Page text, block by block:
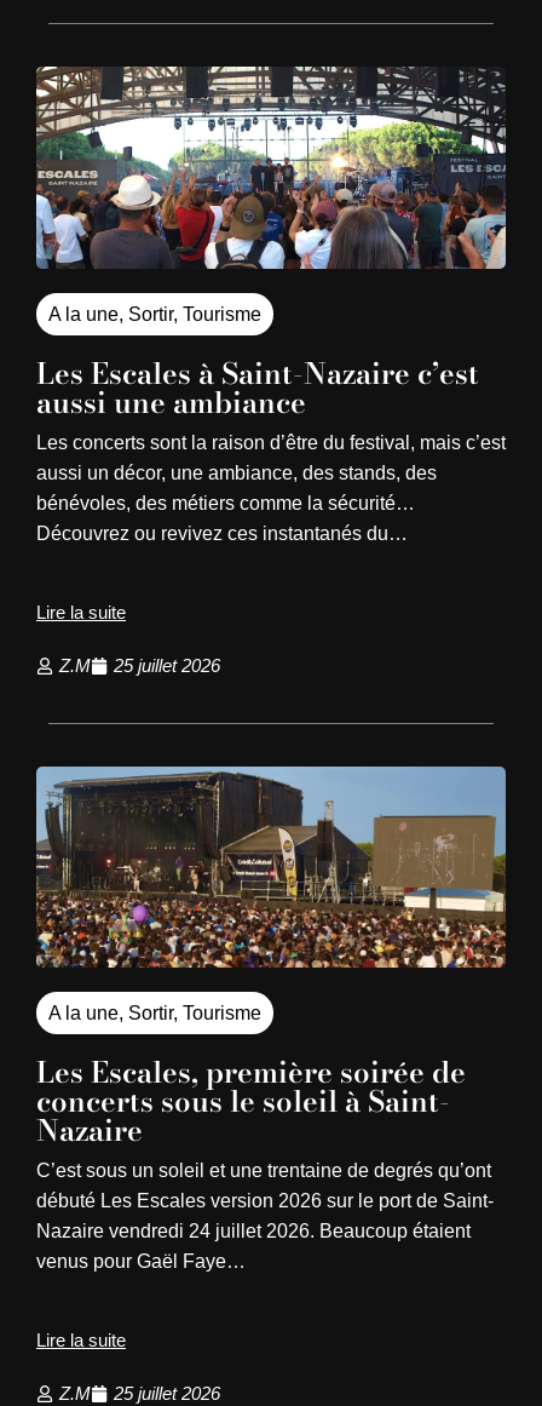
A la une, Sortir, Tourisme
Les Escales à Saint-Nazaire c’est
aussi une ambiance
Les concerts sont la raison d’être du festival, mais c’est
aussi un décor, une ambiance, des stands, des
bénévoles, des métiers comme la sécurité…
Découvrez ou revivez ces instantanés du…
Lire la suite
Z.M 25 juillet 2026
A la une, Sortir, Tourisme
Les Escales, première soirée de
concerts sous le soleil à Saint-
Nazaire
C’est sous un soleil et une trentaine de degrés qu’ont
débuté Les Escales version 2026 sur le port de Saint-
Nazaire vendredi 24 juillet 2026. Beaucoup étaient
venus pour Gaël Faye…
Lire la suite
Z.M 25 juillet 2026